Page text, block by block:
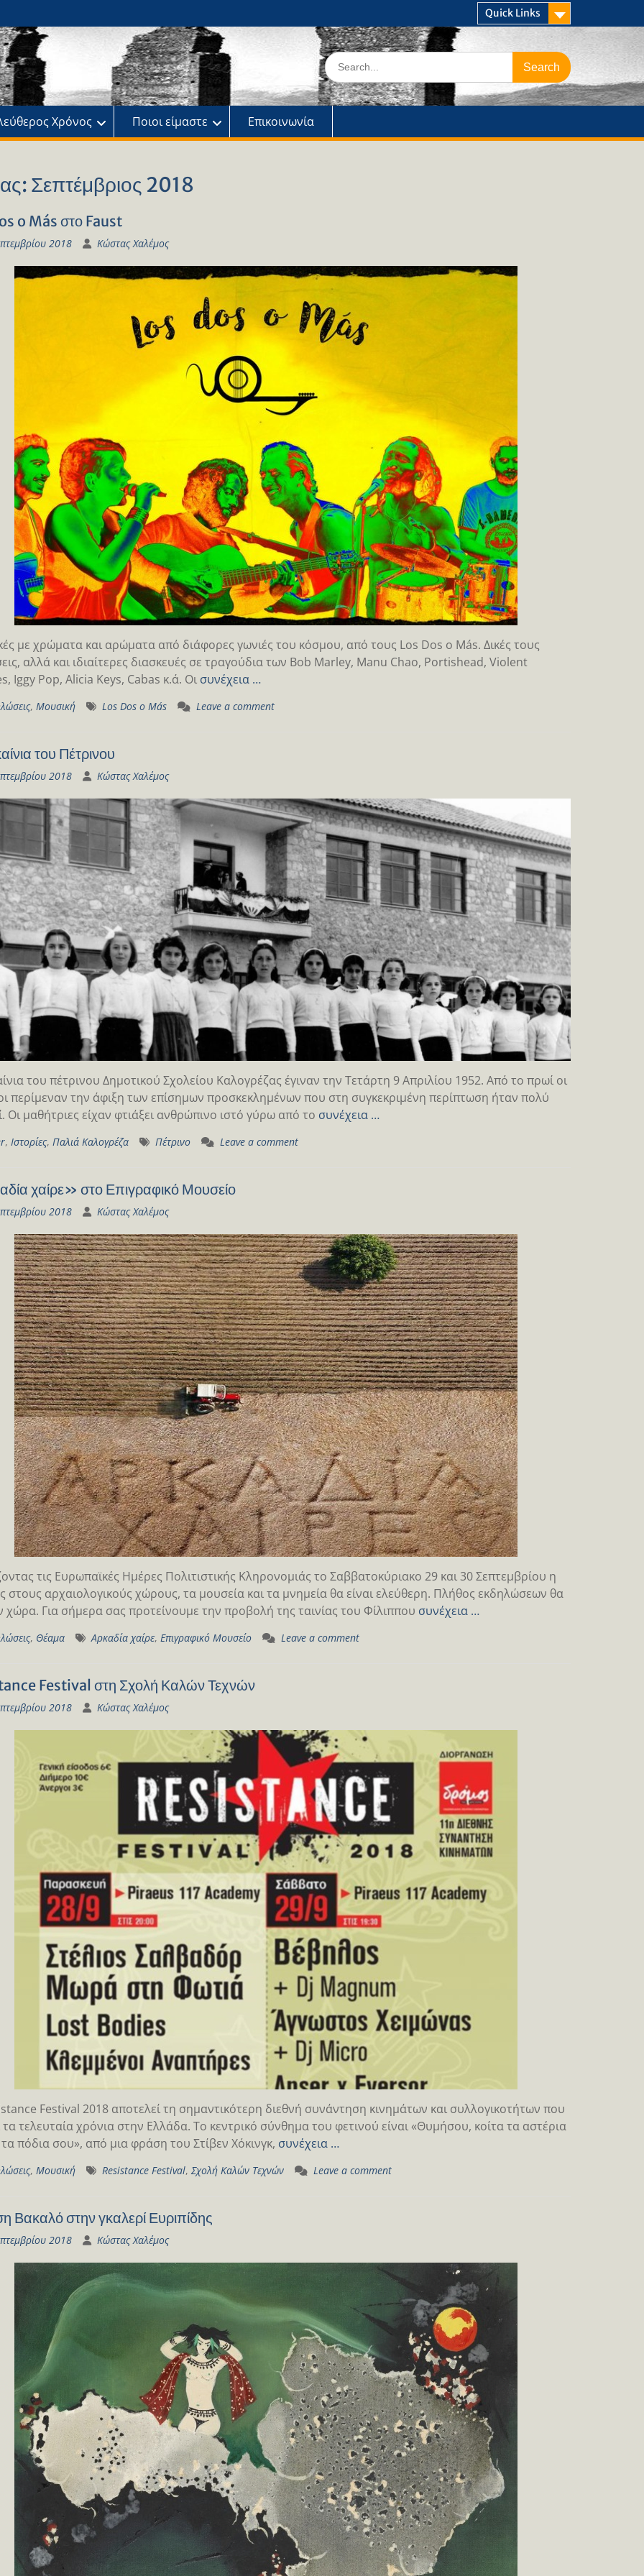
Quick Links
Search
for:
Χρόνος Ποιοι είμαστε Επικοινωνία
Σεπτέμβριος 2018
o Más στο Faust
2018 Κώστας Χαλέμος
με χρώματα και αρώματα από διάφορες γωνιές του κόσμου, από τους Los Dos o Más. Δικές τους
αλλά και ιδιαίτερες διασκευές σε τραγούδια των Bob Marley, Manu Chao, Portishead, Violent
Iggy Pop, Alicia Keys, Cabas κ.ά. Οι συνέχεια …
, Μουσική Los Dos o Más Leave a comment
του Πέτρινου
2018 Κώστας Χαλέμος
του πέτρινου Δημοτικού Σχολείου Καλογρέζας έγιναν την Τετάρτη 9 Απριλίου 1952. Από το πρωί οι
περίμεναν την άφιξη των επίσημων προσκεκλημένων που στη συγκεκριμένη περίπτωση ήταν πολύ
Οι μαθήτριες είχαν φτιάξει ανθρώπινο ιστό γύρω από το συνέχεια …
, Ιστορίες, Παλιά Καλογρέζα Πέτρινο Leave a comment
χαίρε» στο Επιγραφικό Μουσείο
2018 Κώστας Χαλέμος
τις Ευρωπαϊκές Ημέρες Πολιτιστικής Κληρονομιάς το Σαββατοκύριακο 29 και 30 Σεπτεμβρίου η
στους αρχαιολογικούς χώρους, τα μουσεία και τα μνημεία θα είναι ελεύθερη. Πλήθος εκδηλώσεων θα
χώρα. Για σήμερα σας προτείνουμε την προβολή της ταινίας του Φίλιππου συνέχεια …
, Θέαμα Αρκαδία χαίρε, Επιγραφικό Μουσείο Leave a comment
Festival στη Σχολή Καλών Τεχνών
2018 Κώστας Χαλέμος
Festival 2018 αποτελεί τη σημαντικότερη διεθνή συνάντηση κινημάτων και συλλογικοτήτων που
τα τελευταία χρόνια στην Ελλάδα. Το κεντρικό σύνθημα του φετινού είναι «Θυμήσου, κοίτα τα αστέρια
τα πόδια σου», από μια φράση του Στίβεν Χόκινγκ, συνέχεια …
, Μουσική Resistance Festival, Σχολή Καλών Τεχνών Leave a comment
Βακαλό στην γκαλερί Ευριπίδης
2018 Κώστας Χαλέμος